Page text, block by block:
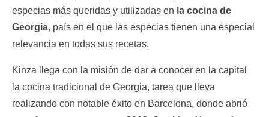
especias más queridas y utilizadas en la cocina de
Georgia, país en el que las especias tienen una especial
relevancia en todas sus recetas.
Kinza llega con la misión de dar a conocer en la capital
la cocina tradicional de Georgia, tarea que lleva
realizando con notable éxito en Barcelona, donde abrió